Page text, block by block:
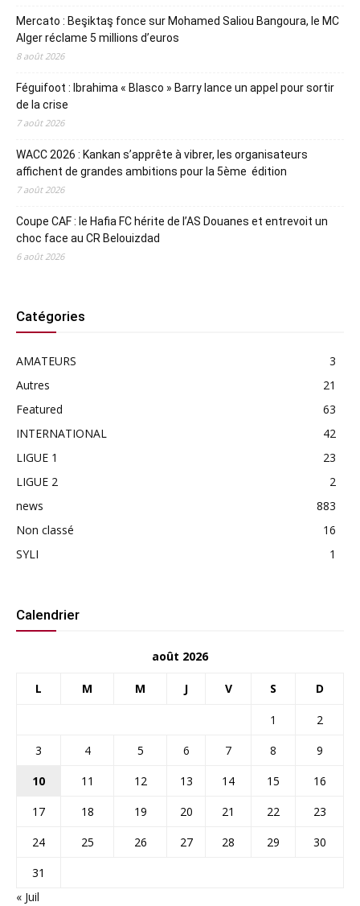
Mercato : Beşiktaş fonce sur Mohamed Saliou Bangoura, le MC
Alger réclame 5 millions d’euros
8 août 2026
Féguifoot : Ibrahima « Blasco » Barry lance un appel pour sortir
de la crise
7 août 2026
WACC 2026 : Kankan s’apprête à vibrer, les organisateurs
affichent de grandes ambitions pour la 5ème édition
7 août 2026
Coupe CAF : le Hafia FC hérite de l’AS Douanes et entrevoit un
choc face au CR Belouizdad
6 août 2026
Catégories
AMATEURS
3
Autres
21
Featured
63
INTERNATIONAL
42
LIGUE 1
23
LIGUE 2
2
news
883
Non classé
16
SYLI
1
Calendrier
août 2026
L M M J V S D
1
2
3
4 5 6 7 8
9
10
11 12 13 14 15
16
17
18 19 20 21 22
23
24
25 26 27 28 29
30
31
« Juil